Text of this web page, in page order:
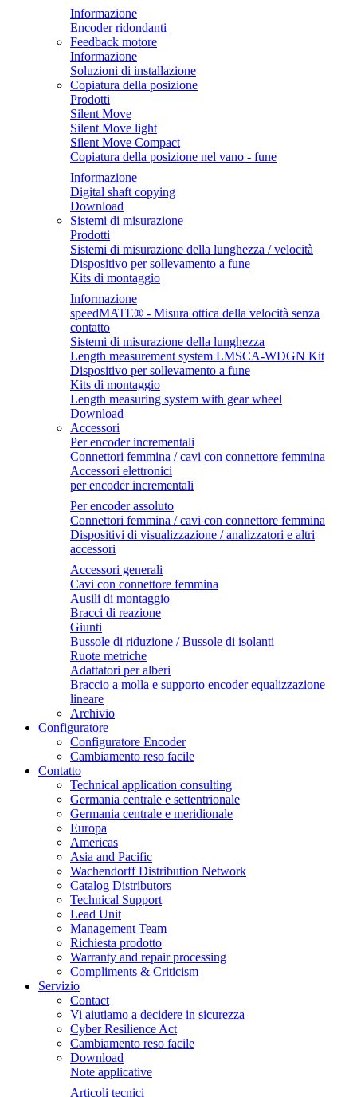
Informazione
Encoder ridondanti
Feedback motore
Informazione
Soluzioni di installazione
Copiatura della posizione
Prodotti
Silent Move
Silent Move light
Silent Move Compact
Copiatura della posizione nel vano - fune
Informazione
Digital shaft copying
Download
Sistemi di misurazione
Prodotti
Sistemi di misurazione della lunghezza / velocità
Dispositivo per sollevamento a fune
Kits di montaggio
Informazione
speedMATE® - Misura ottica della velocità senza
contatto
Sistemi di misurazione della lunghezza
Length measurement system LMSCA-WDGN Kit
Dispositivo per sollevamento a fune
Kits di montaggio
Length measuring system with gear wheel
Download
Accessori
Per encoder incrementali
Connettori femmina / cavi con connettore femmina
Accessori elettronici
per encoder incrementali
Per encoder assoluto
Connettori femmina / cavi con connettore femmina
Dispositivi di visualizzazione / analizzatori e altri
accessori
Accessori generali
Cavi con connettore femmina
Ausili di montaggio
Bracci di reazione
Giunti
Bussole di riduzione / Bussole di isolanti
Ruote metriche
Adattatori per alberi
Braccio a molla e supporto encoder equalizzazione
lineare
Archivio
Configuratore
Configuratore Encoder
Cambiamento reso facile
Contatto
Technical application consulting
Germania centrale e settentrionale
Germania centrale e meridionale
Europa
Americas
Asia and Pacific
Wachendorff Distribution Network
Catalog Distributors
Technical Support
Lead Unit
Management Team
Richiesta prodotto
Warranty and repair processing
Compliments & Criticism
Servizio
Contact
Vi aiutiamo a decidere in sicurezza
Cyber Resilience Act
Cambiamento reso facile
Download
Note applicative
Articoli tecnici